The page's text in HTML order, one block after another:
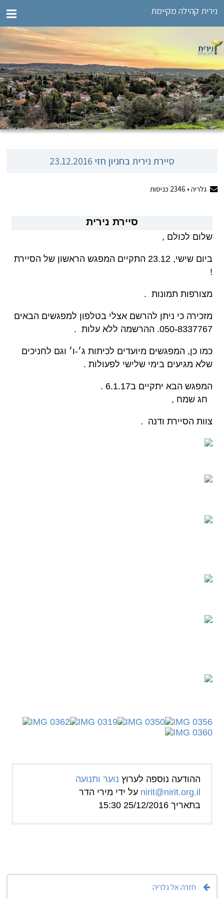
נירית קהילה מקיימת
סיירת נירית בחניון חזי 23.12.2016
גלריה • 2346 כניסות
סיירת נירית
שלום לכולם ,
ביום שישי, 23.12 התקיים המפגש הראשון של הסיירת
!
מצורפות תמונות .
מזכירה כי ניתן להרשם אצלי בטלפון למפגשים הבאים
050-8337767. ההרשמה ללא עלות
.
כמו כן, המפגשים מיועדים לכיתות ג׳-ו׳ וגם לחניכים
שלא מגיעים בימי שלישי לפעולות .
המפגש הבא יתקיים ב6.1.17
.
חג שמח ,
צוות הסיירת ודנה .
ההודעה נוספה לערוץ נוער ותנועה
על ידי מירי הדר nirit@nirit.org.il
בתאריך 25/12/2016 15:30
חזרה אל גלריה